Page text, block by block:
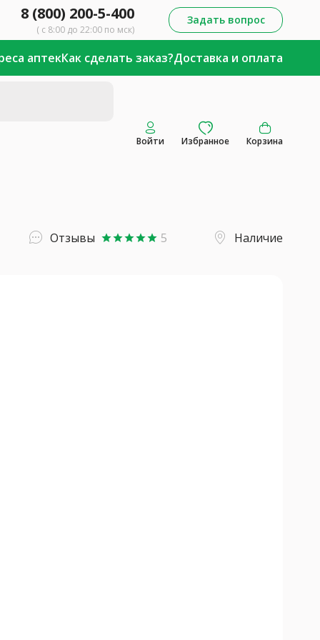
8 (800) 200-5-400
( с 8:00 до 22:00 по мск)
Задать вопрос
аптекКак сделать заказ?Доставка и оплата
Войти Избранное Корзина
Отзывы starstarstarstarstar 5 Наличие